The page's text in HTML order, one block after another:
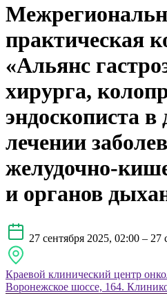
практическая
«Альянс
хирурга,
эндоскописта в
лечении
желудочно-
и органов
27 сентября 2025, 02:00 – 27
Краевой клинический центр
Воронежское шоссе, 164.